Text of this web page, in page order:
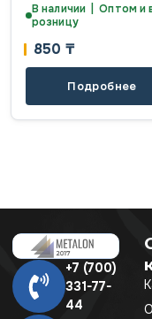
В наличии | Оптом и
розницу
850 ₸
Подробнее
+7 (700)
331-77-
44